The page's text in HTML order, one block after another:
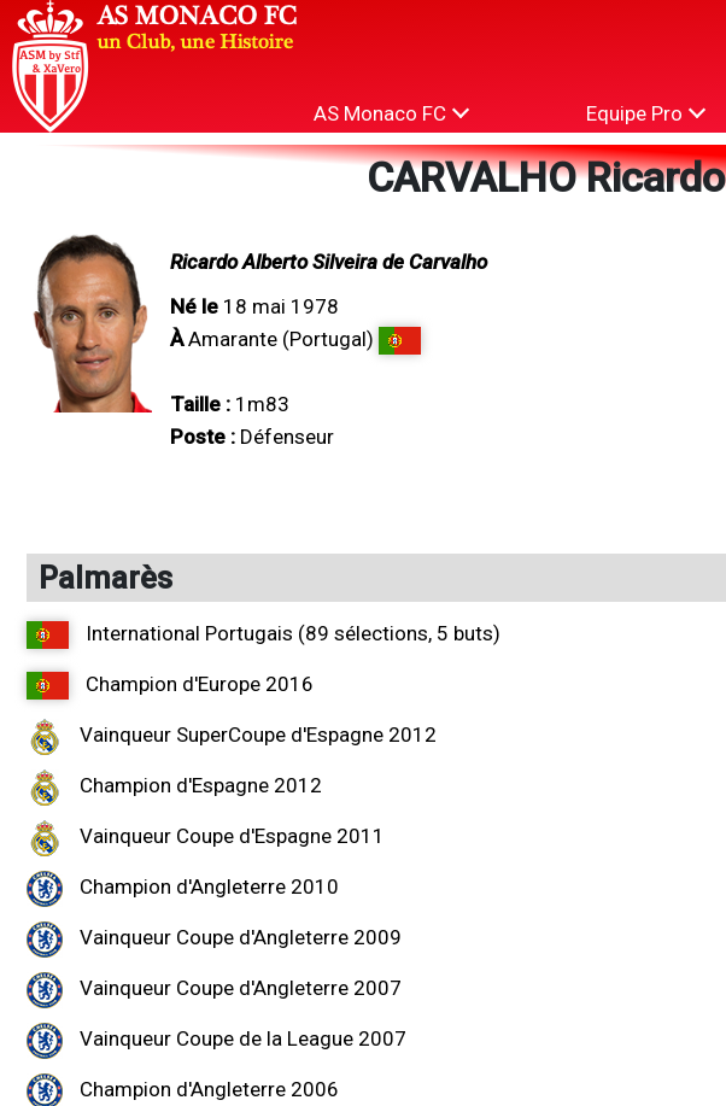
AS Monaco FC Equipe Pro
CARVALHO Ricardo
Ricardo Alberto Silveira de Carvalho
Né le 18 mai 1978
ÀAmarante (Portugal)
Taille : 1m83
Poste : Défenseur
Palmarès
International Portugais (89 sélections, 5 buts)
Champion d'Europe 2016
Vainqueur SuperCoupe d'Espagne 2012
Champion d'Espagne 2012
Vainqueur Coupe d'Espagne 2011
Champion d'Angleterre 2010
Vainqueur Coupe d'Angleterre 2009
Vainqueur Coupe d'Angleterre 2007
Vainqueur Coupe de la League 2007
Champion d'Angleterre 2006